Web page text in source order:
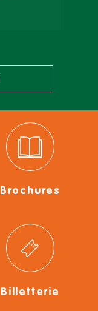
Brochures
Billetterie